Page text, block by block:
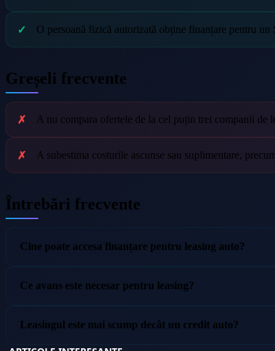
O persoană fizică autorizată obține finanțare pentru
Greșeli frecvente
A nu compara ofertele de la cel puțin trei companii de
A subestima costurile ascunse sau suplimentare,
Întrebări frecvente
Cine poate accesa finanțare pentru leasing auto?
Ce avans este necesar pentru leasing?
Leasingul este mai scump decât un credit auto?